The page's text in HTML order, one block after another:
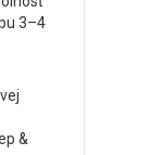
3–4
&